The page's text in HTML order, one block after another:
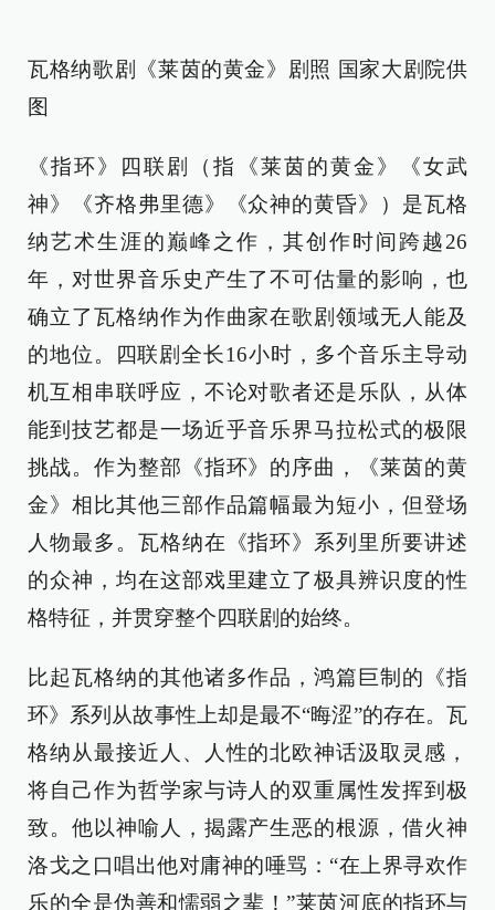
瓦格纳歌剧《莱茵的黄金》剧照 国家大剧院供
图
《指环》四联剧（指《莱茵的黄金》《女武
神》《齐格弗里德》《众神的黄昏》）是瓦格
纳艺术生涯的巅峰之作，其创作时间跨越26
年，对世界音乐史产生了不可估量的影响，也
确立了瓦格纳作为作曲家在歌剧领域无人能及
的地位。四联剧全长16小时，多个音乐主导动
机互相串联呼应，不论对歌者还是乐队，从体
能到技艺都是一场近乎音乐界马拉松式的极限
挑战。作为整部《指环》的序曲，《莱茵的黄
金》相比其他三部作品篇幅最为短小，但登场
人物最多。瓦格纳在《指环》系列里所要讲述
的众神，均在这部戏里建立了极具辨识度的性
格特征，并贯穿整个四联剧的始终。
比起瓦格纳的其他诸多作品，鸿篇巨制的《指
环》系列从故事性上却是最不“晦涩”的存在。瓦
格纳从最接近人、人性的北欧神话汲取灵感，
将自己作为哲学家与诗人的双重属性发挥到极
致。他以神喻人，揭露产生恶的根源，借火神
洛戈之口唱出他对庸神的唾骂：“在上界寻欢作
乐的全是伪善和懦弱之辈！”莱茵河底的指环与